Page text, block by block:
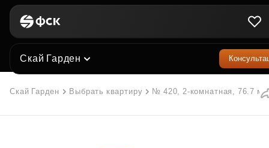
Скай Гарден
Скай Гарден Выбрать квартиру № 420, 2-комнатная, 76.7 м²